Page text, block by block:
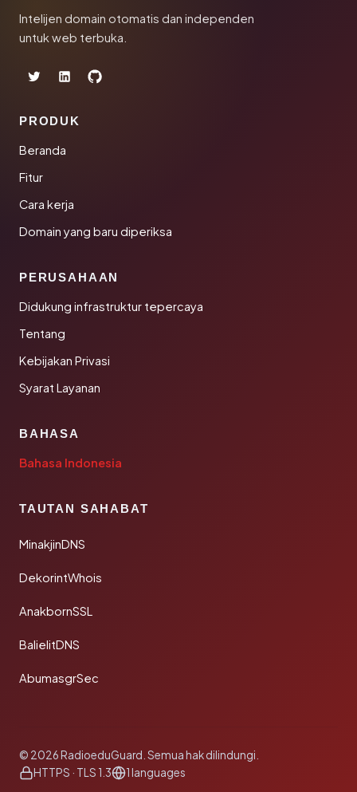
Intelijen domain otomatis dan independen
untuk web terbuka.
PRODUK
Beranda
Fitur
Cara kerja
Domain yang baru diperiksa
PERUSAHAAN
Didukung infrastruktur tepercaya
Tentang
Kebijakan Privasi
Syarat Layanan
BAHASA
Bahasa Indonesia
TAUTAN SAHABAT
MinakjinDNS
DekorintWhois
AnakbornSSL
BalielitDNS
AbumasgrSec
© 2026 RadioeduGuard. Semua hak dilindungi.
HTTPS · TLS 1.3
1 languages